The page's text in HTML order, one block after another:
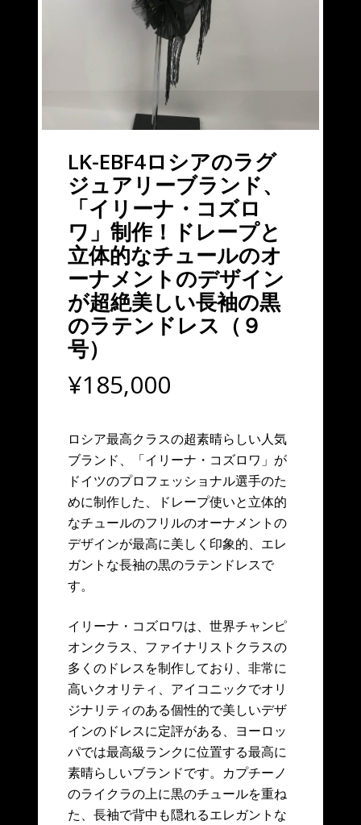
LK-EBF4ロシアのラグ
ジュアリーブランド、
「イリーナ・コズロ
ワ」制作！ドレープと
立体的なチュールのオ
ーナメントのデザイン
が超絶美しい長袖の黒
のラテンドレス（９
号）
¥185,000
ロシア最高クラスの超素晴らしい人気
ブランド、「イリーナ・コズロワ」が
ドイツのプロフェッショナル選手のた
めに制作した、ドレープ使いと立体的
なチュールのフリルのオーナメントの
デザインが最高に美しく印象的、エレ
ガントな長袖の黒のラテンドレスで
す。
イリーナ・コズロワは、世界チャンピ
オンクラス、ファイナリストクラスの
多くのドレスを制作しており、非常に
高いクオリティ、アイコニックでオリ
ジナリティのある個性的で美しいデザ
インのドレスに定評がある、ヨーロッ
パでは最高級ランクに位置する最高に
素晴らしいブランドです。カプチーノ
のライクラの上に黒のチュールを重ね
た、長袖で背中も隠れるエレガントな